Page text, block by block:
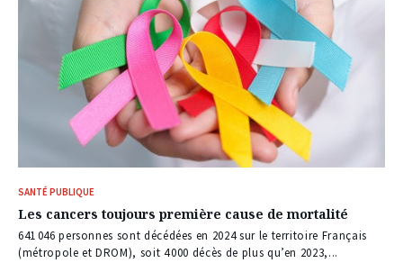
SANTÉ PUBLIQUE
Les cancers toujours première cause de mortalité
641 046 personnes sont décédées en 2024 sur le territoire Français
(métropole et DROM), soit 4 000 décès de plus qu’en 2023,...